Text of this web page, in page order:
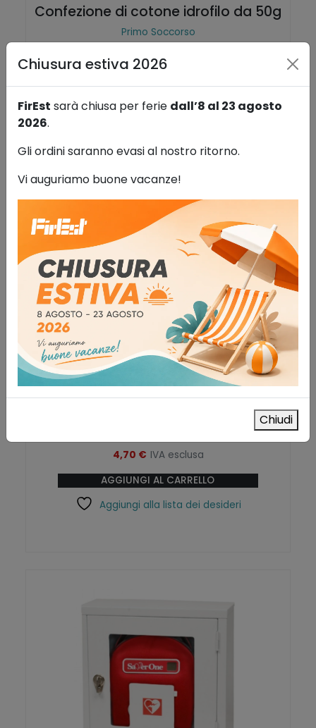
Confezione di cotone idrofilo da 50g
Primo Soccorso
Aggiungi alla lista dei desideri
Soluzione salina sterile per lavaggio
4,70 € IVA esclusa
AGGIUNGI AL CARRELLO
Aggiungi alla lista dei desideri
Chiusura estiva 2026
FirEst sarà chiusa per ferie dall’8 al 23 agosto
2026.
Gli ordini saranno evasi al nostro ritorno.
Vi auguriamo buone vacanze!
Chiudi